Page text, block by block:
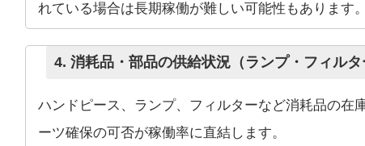
れている場合は長期稼働が難しい可能性もあります。
4. 消耗品・部品の供給状況（ランプ・フィルタ
ハンドピース、ランプ、フィルターなど消耗品の在
ーツ確保の可否が稼働率に直結します。